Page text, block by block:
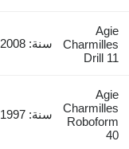
Agie
Charmilles
Drill 11
سنة: 2008
Agie
Charmilles
Roboform
40
سنة: 1997، التحكم الرقمي الحاسوبي: ✓